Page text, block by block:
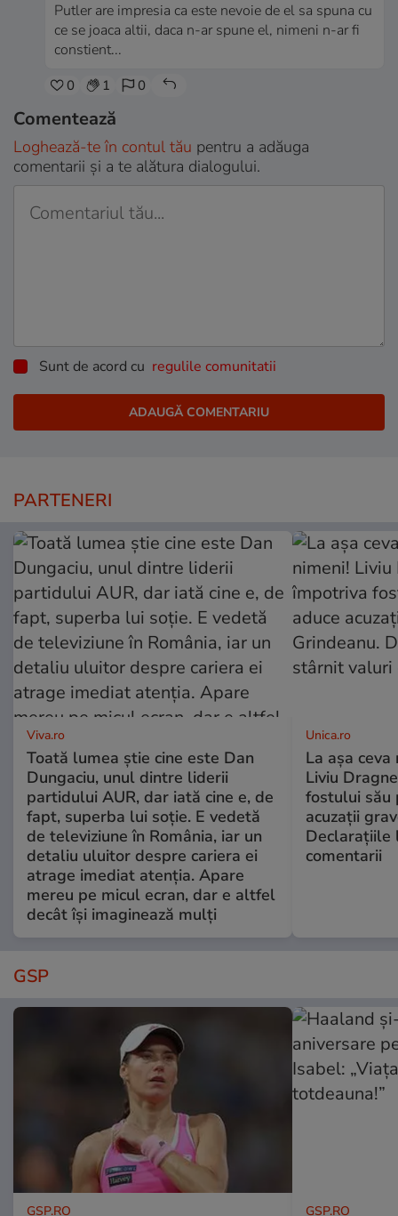
Putler are impresia ca este nevoie de el sa spuna cu
ce se joaca altii, daca n-ar spune el, nimeni n-ar fi
constient...
0 1 0
Comentează
Loghează-te în contul tău pentru a adăuga
comentarii și a te alătura dialogului.
Sunt de acord cu regulile comunitatii
PARTENERI
Viva.ro
Toată lumea știe cine este Dan
Dungaciu, unul dintre liderii
partidului AUR, dar iată cine e, de
fapt, superba lui soție. E vedetă
de televiziune în România, iar un
detaliu uluitor despre cariera ei
atrage imediat atenția. Apare
mereu pe micul ecran, dar e altfel
decât își imaginează mulți
Unica.ro
La așa
Liviu
fostului său
acuzații
Declarațiile
comentarii
GSP
GSP.RO GSP.RO